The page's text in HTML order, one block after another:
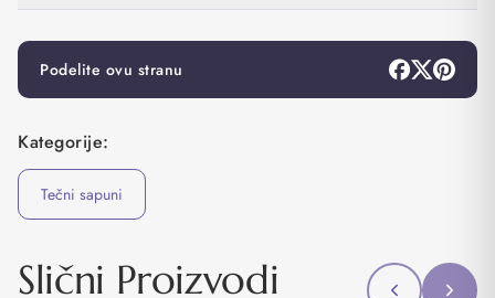
Podelite ovu stranu
Kategorije:
Tečni sapuni
Slični Proizvodi